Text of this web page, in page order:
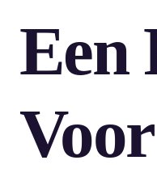
Een